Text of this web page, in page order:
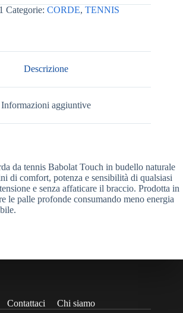
Categorie: CORDE, TENNIS
Descrizione
Informazioni aggiuntive
da tennis Babolat Touch in budello naturale
di comfort, potenza e sensibilità di qualsiasi
e senza affaticare il braccio. Prodotta in
le palle profonde consumando meno energia
Contattaci
Chi siamo